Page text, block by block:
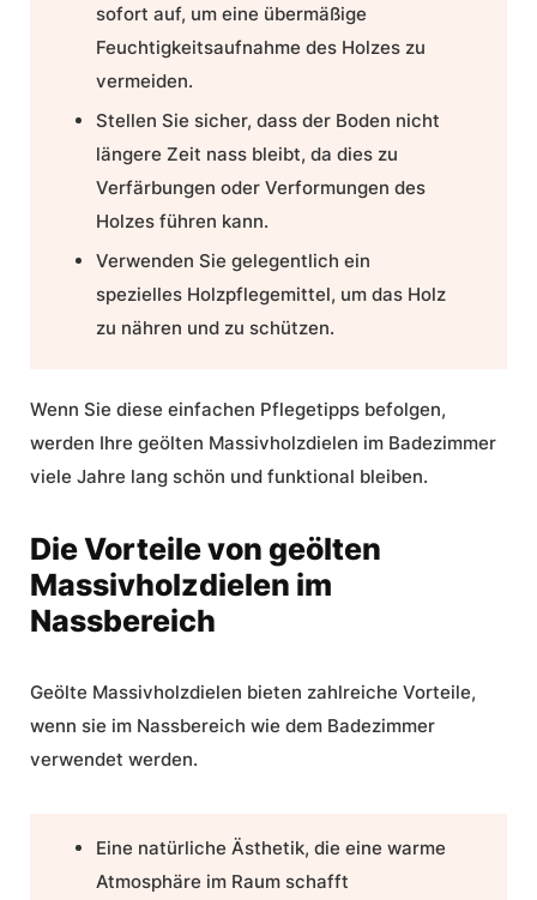
sofort auf, um eine übermäßige
Feuchtigkeitsaufnahme des Holzes zu
vermeiden.
Stellen Sie sicher, dass der Boden nicht
längere Zeit nass bleibt, da dies zu
Verfärbungen oder Verformungen des
Holzes führen kann.
Verwenden Sie gelegentlich ein
spezielles Holzpflegemittel, um das Holz
zu nähren und zu schützen.
Wenn Sie diese einfachen Pflegetipps befolgen,
werden Ihre geölten Massivholzdielen im Badezimmer
viele Jahre lang schön und funktional bleiben.
Die Vorteile von geölten
Massivholzdielen im
Nassbereich
Geölte Massivholzdielen bieten zahlreiche Vorteile,
wenn sie im Nassbereich wie dem Badezimmer
verwendet werden.
Eine natürliche Ästhetik, die eine warme
Atmosphäre im Raum schafft